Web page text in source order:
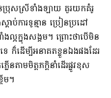
ប្រុសស្រីទាំងឡាយ គួរយកគំរូ
ាប់ការទូន្មាន ប្រៀនប្រដៅ
ល្អក្នុងសង្គម។ ព្រោះថាបើមិន
ដើម្បីអនាគតខ្លួនឯងផងដែរ
នតាមមិត្តភក្តិនាំដើរផ្លូវខុស
ម។